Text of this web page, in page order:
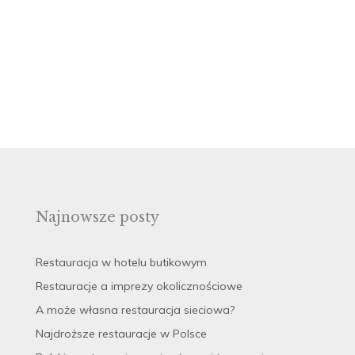
Najnowsze posty
Restauracja w hotelu butikowym
Restauracje a imprezy okolicznościowe
A może własna restauracja sieciowa?
Najdroższe restauracje w Polsce